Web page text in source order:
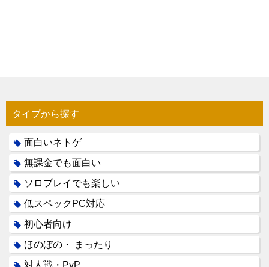
タイプから探す
面白いネトゲ
無課金でも面白い
ソロプレイでも楽しい
低スペックPC対応
初心者向け
ほのぼの・ まったり